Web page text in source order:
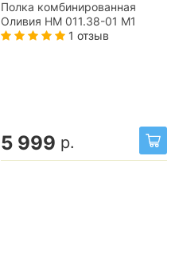
Полка комбинированная
Оливия НМ 011.38-01 М1
1 отзыв
5 999 р.